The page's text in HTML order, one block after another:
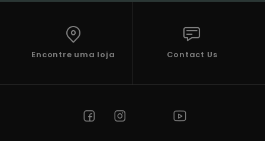
Encontre uma loja Contact Us